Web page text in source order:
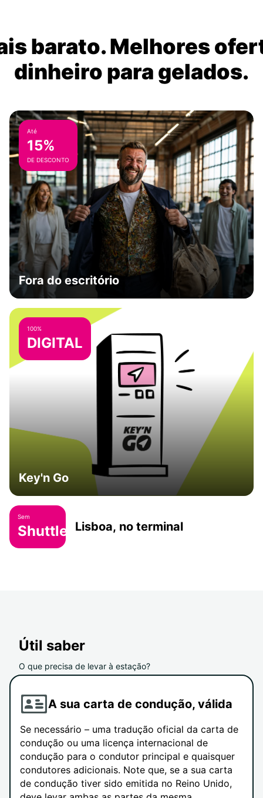
barato. Melhores
dinheiro para gelados.
Até
15%
DE DESCONTO
Fora do escritório
100%
DIGITAL
Key'n Go
Sem
Shuttle Lisboa, no terminal
Útil saber
O que precisa de levar à estação?
A sua carta de condução, válida
Se necessário – uma tradução oficial da carta de
condução ou uma licença internacional de
condução para o condutor principal e quaisquer
condutores adicionais. Note que, se a sua carta
de condução tiver sido emitida no Reino Unido,